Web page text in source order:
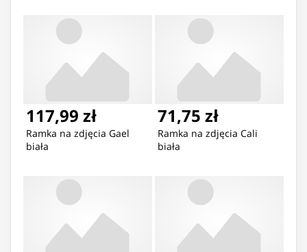
117,99 zł
Ramka na zdjęcia Gael
biała
71,75 zł
Ramka na zdjęcia Cali
biała